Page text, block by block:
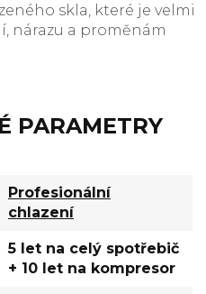
skla, které je velmi
nárazu a proměnám
PARAMETRY
Profesionální
chlazení
5 let na celý spotřebič
+ 10 let na kompresor